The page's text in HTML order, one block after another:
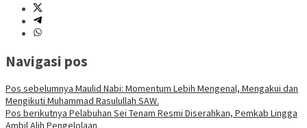
Navigasi pos
Pos sebelumnya Maulid Nabi: Momentum Lebih Mengenal, Mengakui dan
Mengikuti Muhammad Rasulullah SAW.
Pos berikutnya Pelabuhan Sei Tenam Resmi Diserahkan, Pemkab Lingga
Ambil Alih Pengelolaan